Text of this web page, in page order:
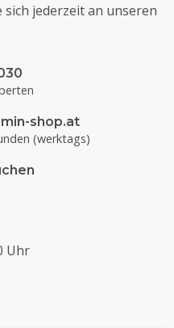
jederzeit an unseren
shop.at
(werktags)
Uhr